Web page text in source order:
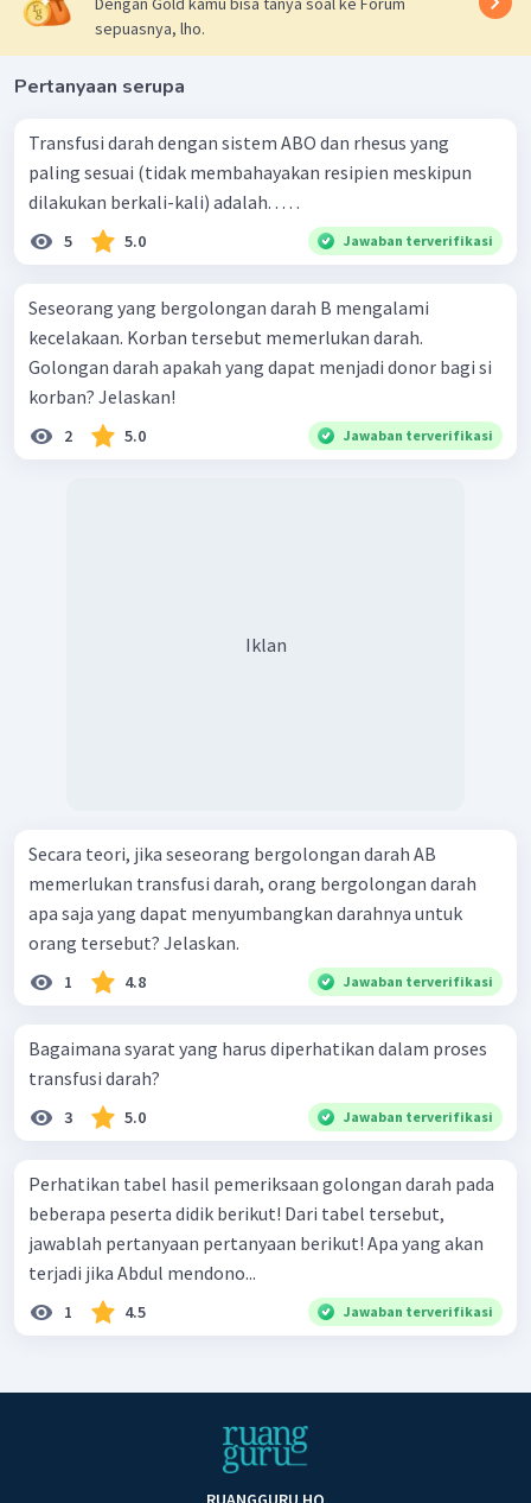
sepuasnya, lho.
Pertanyaan serupa
Transfusi darah dengan sistem ABO dan rhesus yang
paling sesuai (tidak membahayakan resipien meskipun
dilakukan berkali-kali) adalah. . . . .
5 5.0 Jawaban terverifikasi
Seseorang yang bergolongan darah B mengalami
kecelakaan. Korban tersebut memerlukan darah.
Golongan darah apakah yang dapat menjadi donor bagi si
korban? Jelaskan!
2 5.0 Jawaban terverifikasi
Iklan
Secara teori, jika seseorang bergolongan darah AB
memerlukan transfusi darah, orang bergolongan darah
apa saja yang dapat menyumbangkan darahnya untuk
orang tersebut? Jelaskan.
1 4.8 Jawaban terverifikasi
Bagaimana syarat yang harus diperhatikan dalam proses
transfusi darah?
3 5.0 Jawaban terverifikasi
Perhatikan tabel hasil pemeriksaan golongan darah pada
beberapa peserta didik berikut! Dari tabel tersebut,
jawablah pertanyaan­ pertanyaan berikut! Apa yang akan
terjadi jika Abdul mendono...
1 4.5 Jawaban terverifikasi